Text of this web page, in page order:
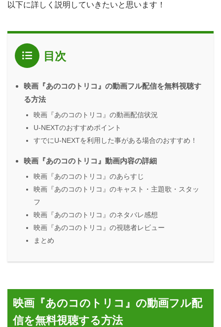
以下に詳しく説明していきたいと思います！
目次
映画『あのコのトリコ』の動画フル配信を無料視聴す
る方法
映画『あのコのトリコ』の動画配信状況
U-NEXTのおすすめポイント
すでにU-NEXTを利用した事がある場合のおすすめ！
映画『あのコのトリコ』動画内容の詳細
映画『あのコのトリコ』のあらすじ
映画『あのコのトリコ』のキャスト・主題歌・スタッ
フ
映画『あのコのトリコ』のネタバレ感想
映画『あのコのトリコ』の視聴者レビュー
まとめ
映画『あのコのトリコ』の動画フル配
信を無料視聴する方法